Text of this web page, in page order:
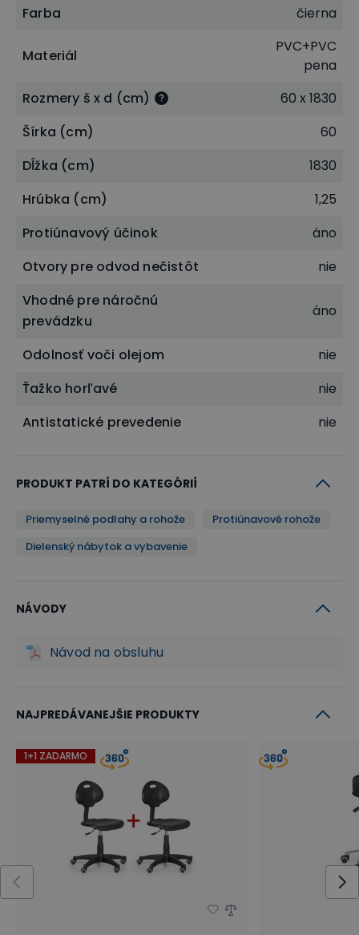
Farba čierna
Materiál
PVC+PVC
pena
Rozmery š x d (cm)
60 x 1830
Šírka (cm)
60
Dĺžka (cm)
1830
Hrúbka (cm)
1,25
Protiúnavový účinok
áno
Otvory pre odvod nečistôt
nie
Vhodné pre náročnú
prevádzku
áno
Odolnosť voči olejom
nie
Ťažko horľavé
nie
Antistatické prevedenie
nie
PRODUKT PATRÍ DO KATEGÓRIÍ
Priemyselné podlahy a rohože
Protiúnavové rohože
Dielenský nábytok a vybavenie
NÁVODY
Návod na obsluhu
NAJPREDÁVANEJŠIE PRODUKTY
1+1 ZADARMO